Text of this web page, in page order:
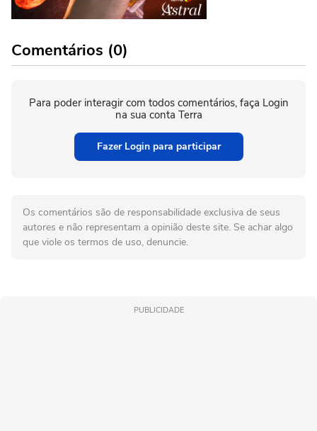
Comentários (0)
Para poder interagir com todos comentários, faça Login
na sua conta Terra
Fazer Login para participar
Os comentários são de responsabilidade exclusiva de seus
autores e não representam a opinião deste site. Se achar algo
que viole os termos de uso, denuncie.
PUBLICIDADE